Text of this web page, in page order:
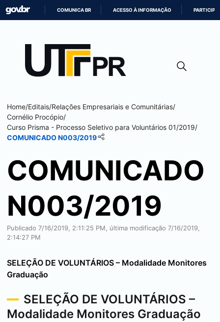
CONTEÚDO
COMUNICA BR ACESSO À INFORMAÇÃO PARTICIPE
Home/Editais/Relações Empresariais e Comunitárias/
Cornélio Procópio/
Curso Prisma - Processo Seletivo para Voluntários 01/2019/
COMUNICADO N003/2019
COMUNICADO
N003/2019
Publicado 7/16/2019, 2:11:25 PM, última modificação 7/16/2019,
2:14:27 PM
SELEÇÃO DE VOLUNTÁRIOS – Modalidade Monitores
Graduação
SELEÇÃO DE VOLUNTÁRIOS –
Modalidade Monitores Graduação